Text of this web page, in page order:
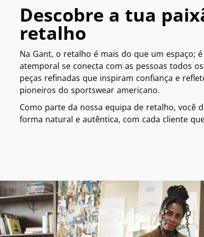
Descobre a tua
retalho
Na Gant, o retalho é mais do que um espaço;
atemporal se conecta com as pessoas todos
peças refinadas que inspiram confiança e
pioneiros do sportswear americano.
Como parte da nossa equipa de retalho, você
forma natural e autêntica, com cada cliente